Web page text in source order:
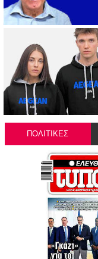
ΠΟΛΙΤΙΚΕΣ